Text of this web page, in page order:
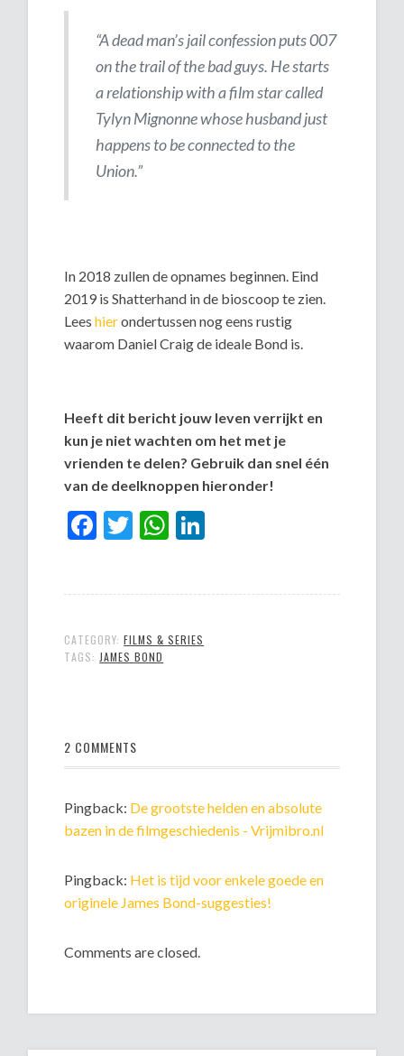
“A dead man’s jail confession puts 007
on the trail of the bad guys. He starts
a relationship with a film star called
Tylyn Mignonne whose husband just
happens to be connected to the
Union.”
In 2018 zullen de opnames beginnen. Eind
2019 is Shatterhand in de bioscoop te zien.
Leeshierondertussen nog eens rustig
waarom Daniel Craig de ideale Bond is.
Heeft dit bericht jouw leven verrijkt en
kun je niet wachten om het met je
vrienden te delen? Gebruik dan snel één
van de deelknoppen hieronder!
Facebook
TwitterWhatsApp
CATEGORY:FILMS & SERIES
TAGS:JAMES BOND
2 COMMENTS
Pingback: De grootste helden en absolute
bazen in de filmgeschiedenis - Vrijmibro.nl
Pingback: Het is tijd voor enkele goede en
originele James Bond-suggesties!
Comments are closed.